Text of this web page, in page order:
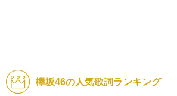
欅坂46の人気歌詞ランキング